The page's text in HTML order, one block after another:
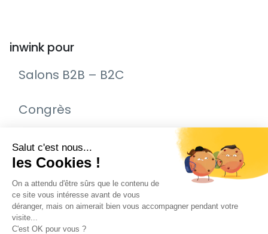
inwink pour
Salons B2B – B2C
Congrès
Remise de prix – Awards
Journée Portes Ouvertes (JPO)